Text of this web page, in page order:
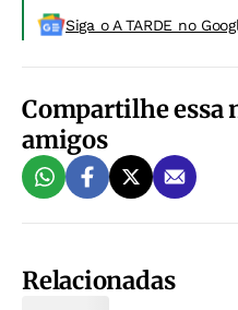
Siga o A TARDE no
Compartilhe essa
amigos
Relacionadas